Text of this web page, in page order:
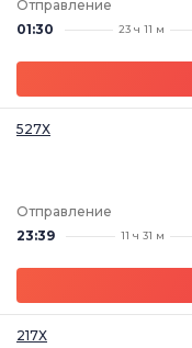
Отправление
01:30
23 ч 11 м
527Х
Отправление
23:39
11 ч 31 м
217Х